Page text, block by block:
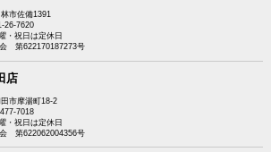
市佐備1391
26-7620
祝日は定休日
第622170187273号
店
市摩湯町18-2
7018
祝日は定休日
第622062004356号